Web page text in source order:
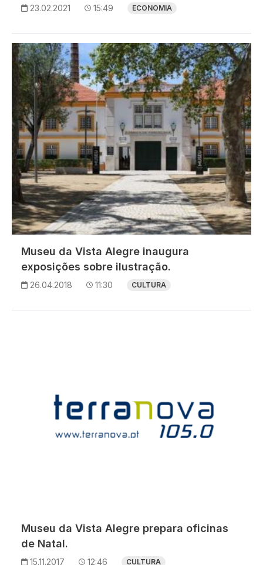
23.02.2021 15:49 ECONOMIA
Imagem
Museu da Vista Alegre inaugura
exposições sobre ilustração.
26.04.2018 11:30 CULTURA
Museu da Vista Alegre prepara oficinas
de Natal.
15.11.2017 12:46 CULTURA